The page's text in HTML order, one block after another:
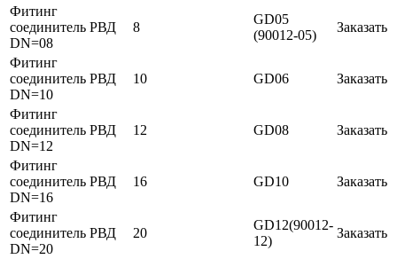
Фитинг
cоединитель РВД
DN=08
8
GD05
(90012-05)
Заказать
Фитинг
cоединитель РВД
DN=10
10 GD06 Заказать
Фитинг
cоединитель РВД
DN=12
12 GD08 Заказать
Фитинг
cоединитель РВД
DN=16
16 GD10 Заказать
Фитинг
cоединитель РВД
DN=20
20
GD12(90012-
12)
Заказать